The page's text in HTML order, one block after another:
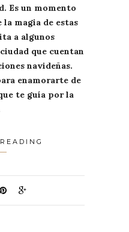
Es un momento
magia de estas
a algunos
que cuentan
navideñas.
enamorarte de
te guía por la